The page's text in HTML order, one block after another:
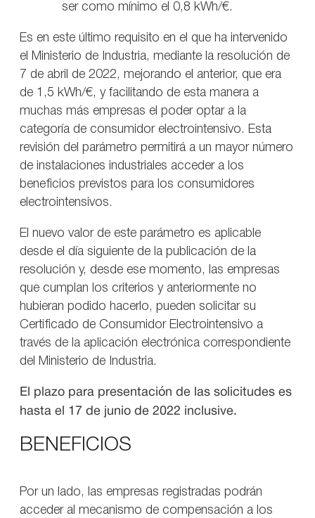
ser como mínimo el 0,8 kWh/€.
Es en este último requisito en el que ha intervenido
el Ministerio de Industria, mediante la resolución de
7 de abril de 2022, mejorando el anterior, que era
de 1,5 kWh/€, y facilitando de esta manera a
muchas más empresas el poder optar a la
categoría de consumidor electrointensivo. Esta
revisión del parámetro permitirá a un mayor número
de instalaciones industriales acceder a los
beneficios previstos para los consumidores
electrointensivos.
El nuevo valor de este parámetro es aplicable
desde el día siguiente de la publicación de la
resolución y, desde ese momento, las empresas
que cumplan los criterios y anteriormente no
hubieran podido hacerlo, pueden solicitar su
Certificado de Consumidor Electrointensivo a
través de la aplicación electrónica correspondiente
del Ministerio de Industria.
El plazo para presentación de las solicitudes es
hasta el 17 de junio de 2022 inclusive.
BENEFICIOS
Por un lado, las empresas registradas podrán
acceder al mecanismo de compensación a los